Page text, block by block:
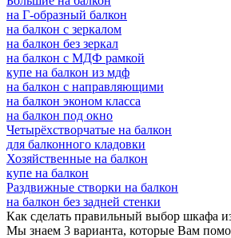
на Г-образный балкон
на балкон с зеркалом
на балкон без зеркал
на балкон с МДФ рамкой
купе на балкон из мдф
на балкон с направляющими
на балкон эконом класса
на балкон под окно
Четырёхстворчатые на балкон
для балконного кладовки
Хозяйственные на балкон
купе на балкон
Раздвижные створки на балкон
на балкон без задней стенки
Как сделать правильный выбор шкафа
Мы знаем 3 варианта, которые Вам